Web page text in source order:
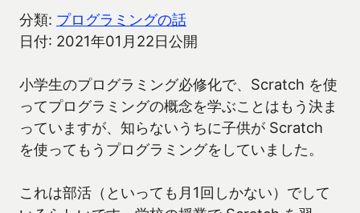
分類: プログラミングの話
日付: 2021年01月22日公開
小学生のプログラミング必修化で、Scratch を使
ってプログラミングの概念を学ぶことはもう決ま
っていますが、知らないうちに子供が Scratch
を使ってもうプログラミングをしていました。
これは部活（といっても月1回しかない）でして